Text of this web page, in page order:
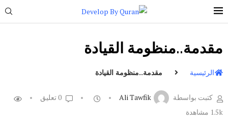
مقدمة..منظومة القيادة
الرئيسية مقدمة..منظومة القيادة
كتبت بواسطة Ali Tawfik
1.5k مشاهدة